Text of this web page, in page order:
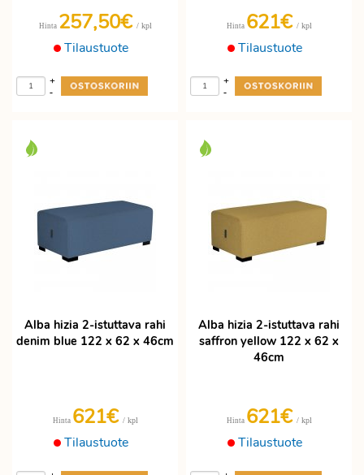
Tilaustuote
Hinta 257,50€ / kpl
-
+
Tilaustuote
Hinta 621€ / kpl
-
+
Alba hizia 2-istuttava rahi
denim blue 122 x 62 x 46cm
Tilaustuote
Hinta 621€ / kpl
Alba hizia 2-istuttava rahi
saffron yellow 122 x 62 x
46cm
Tilaustuote
Hinta 621€ / kpl